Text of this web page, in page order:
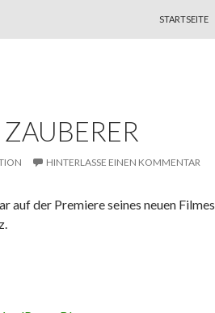
STARTSEITE
HINTERLASSE EINEN KOMMENTAR
auf der Premiere seines neuen Filmes